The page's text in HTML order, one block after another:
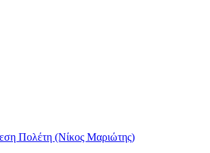
Πολέτη (Νίκος Μαριώτης)